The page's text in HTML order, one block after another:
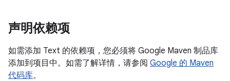
声明依赖项
如需添加 Text 的依赖项，您必须将 Google Maven 制品库
添加到项目中。如需了解详情，请参阅 Google 的 Maven
代码库。